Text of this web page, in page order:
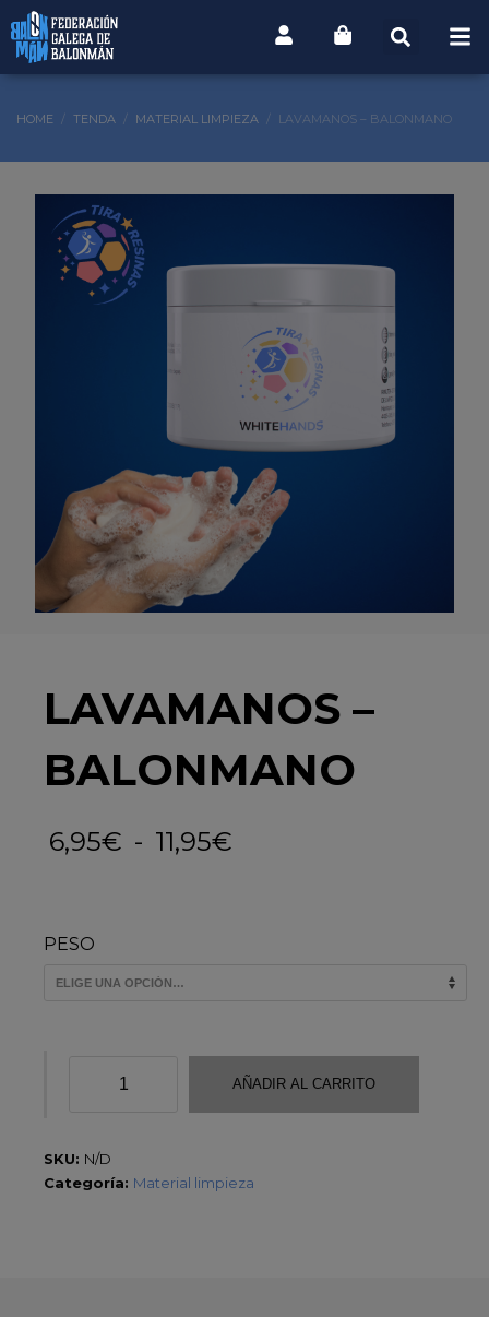
HOME TENDA MATERIAL LIMPIEZA LAVAMANOS – BALONMANO
LAVAMANOS –
BALONMANO
6,95€ - 11,95€
PESO
AÑADIR AL CARRITO
SKU: N/D
Categoría: Material limpieza